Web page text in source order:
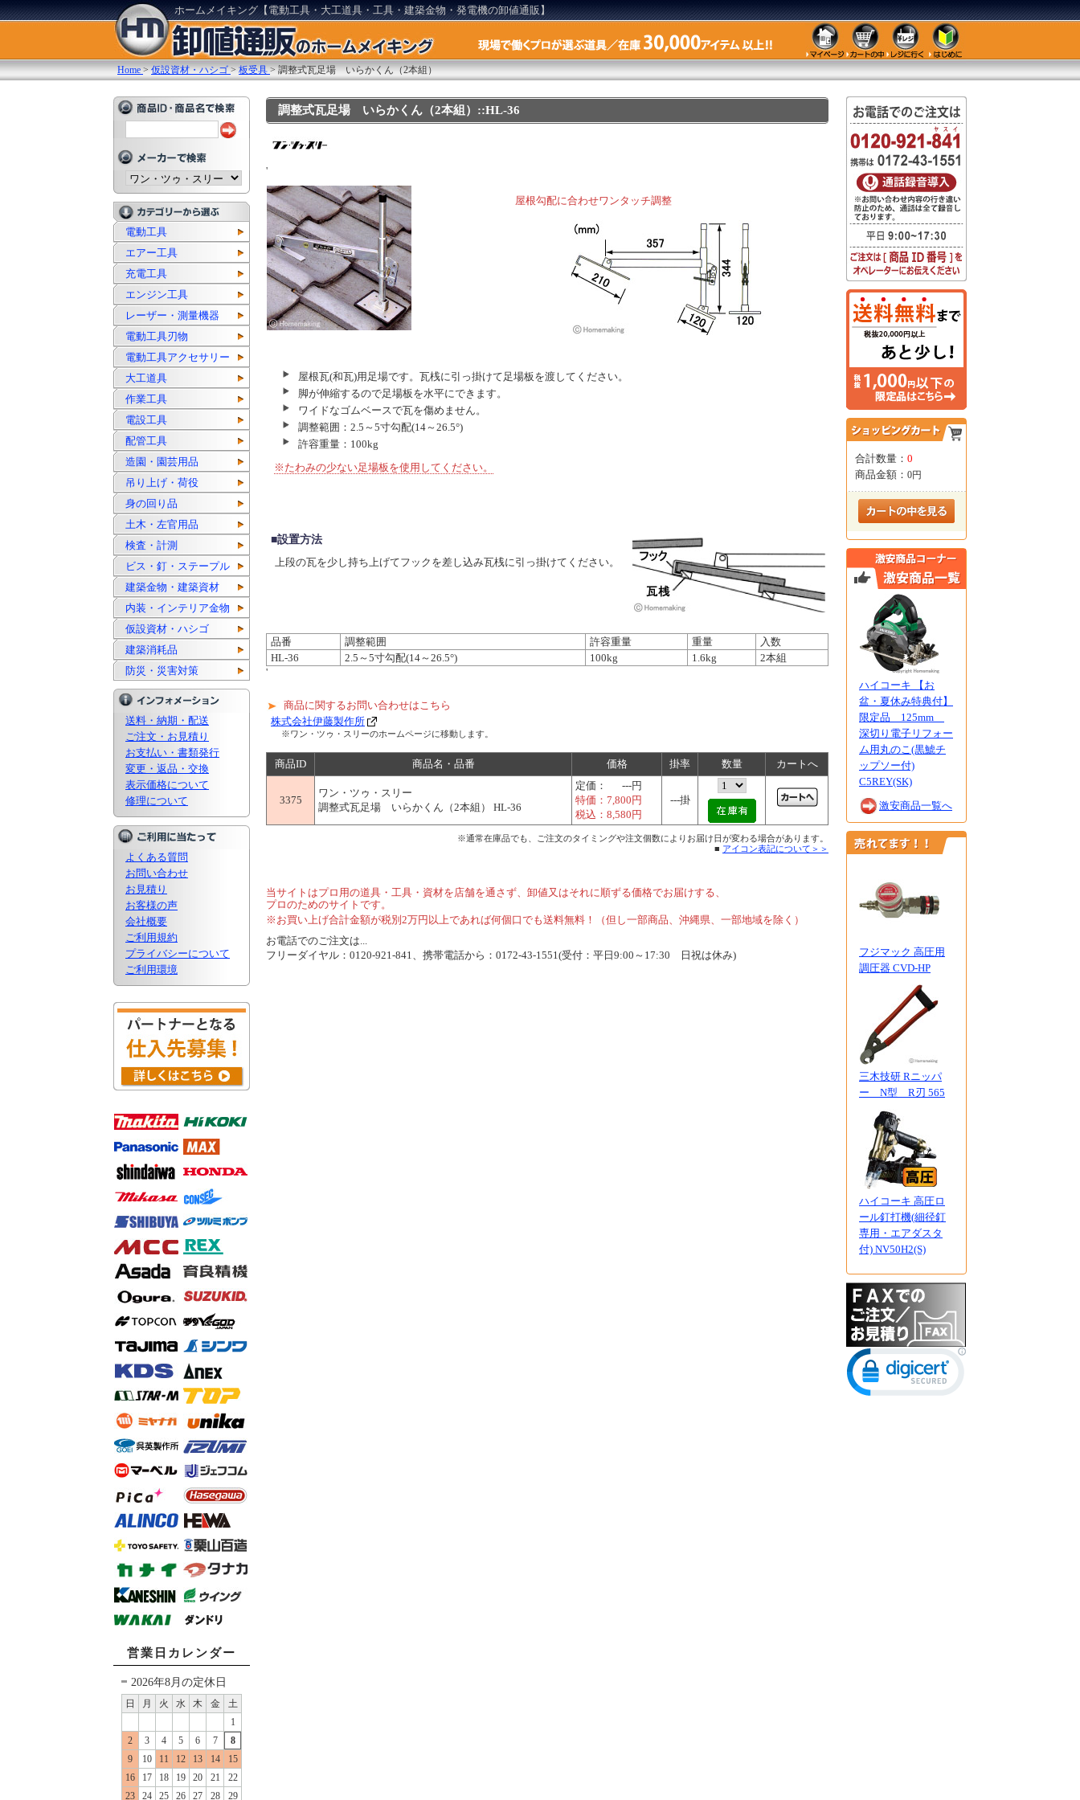
ホームメイキング【電動工具・大工道具・工具・建築金物・発電機の卸値通販】
Home >仮設資材・ハシゴ >板受具 >調整式瓦足場 いらかくん（2本組）
電動工具
エアー工具
充電工具
エンジン工具
レーザー・測量機器
電動工具刃物
電動工具アクセサリー
大工道具
作業工具
電設工具
配管工具
造園・園芸用品
吊り上げ・荷役
身の回り品
土木・左官用品
検査・計測
ビス・釘・ステープル
建築金物・建築資材
内装・インテリア金物
仮設資材・ハシゴ
建築消耗品
防災・災害対策
送料・納期・配送
ご注文・お見積り
お支払い・書類発行
変更・返品・交換
表示価格について
修理について
よくある質問
お問い合わせ
お見積り
お客様の声
会社概要
ご利用規約
プライバシーについて
ご利用環境
営業日カレンダー
2026年8月の定休日
日 月 火 水 木 金
土
1
2
3 4 5 6 7
8
9
10 11 12 13 14
15
16
17 18 19 20 21
22
23
24 25 26 27 28 29
調整式瓦足場 いらかくん（2本組）::HL-36
'
屋根勾配に合わせワンタッチ調整
屋根瓦(和瓦)用足場です。瓦桟に引っ掛けて足場板を渡してください。
脚が伸縮するので足場板を水平にできます。
ワイドなゴムベースで瓦を傷めません。
調整範囲：2.5～5寸勾配(14～26.5°)
許容重量：100kg
※たわみの少ない足場板を使用してください。
■設置方法
上段の瓦を少し持ち上げてフックを差し込み瓦桟に引っ掛けてください。
品番 調整範囲 許容重量 重量
入数
HL-36
2.5～5寸勾配(14～26.5°) 100kg 1.6kg
2本組
'
商品に関するお問い合わせはこちら
株式会社伊藤製作所
※ワン・ツゥ・スリーのホームページに移動します。
商品ID 商品名・品番 価格 掛率 数量 カートへ
3375
ワン・ツゥ・スリー
調整式瓦足場 いらかくん（2本組） HL-36
定価：
---円
特価： 7,800円
税込： 8,580円
---掛
※通常在庫品でも、ご注文のタイミングや注文個数によりお届け日が変わる場合があります。
■ アイコン表記について＞＞
当サイトはプロ用の道具・工具・資材を店舗を通さず、卸値又はそれに順ずる価格でお届けする、
プロのためのサイトです。
※お買い上げ合計金額が税別2万円以上であれば何個口でも送料無料！（但し一部商品、沖縄県、一部地域を除く）
お電話でのご注文は...
フリーダイヤル：0120-921-841、携帯電話から：0172-43-1551(受付：平日9:00～17:30 日祝は休み)
合計数量： 0
商品金額： 0円
ハイコーキ 【お
盆・夏休み特典付】
限定品 125mm
深切り電子リフォー
ム用丸のこ(黒鯱チ
ップソー付)
C5REY(SK)
激安商品一覧へ
フジマック 高圧用
調圧器 CVD-HP
三木技研 Rニッパ
ー N型 R刃 565
ハイコーキ 高圧ロ
ール釘打機(細径釘
専用・エアダスタ
付) NV50H2(S)